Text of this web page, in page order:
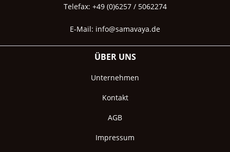
Telefax: +49 (0)6257 / 5062274
E-Mail: info@samavaya.de
ÜBER UNS
Unternehmen
Kontakt
AGB
Impressum